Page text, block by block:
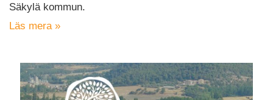
Säkylä kommun.
Läs mera »